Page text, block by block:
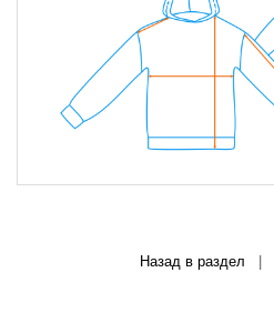
Назад в раздел